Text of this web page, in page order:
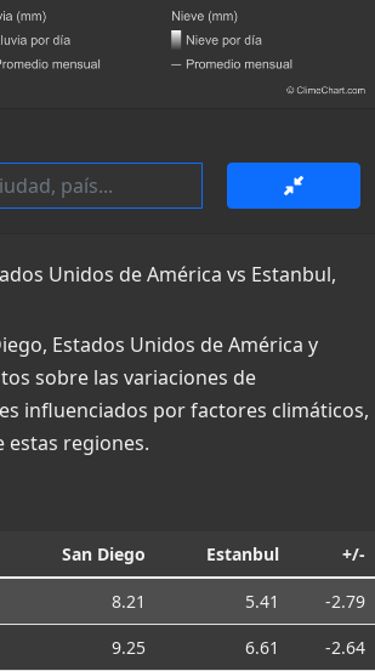
Unidos de América vs Estanbul,
Estados Unidos de América y
sobre las variaciones de
influenciados por factores climáticos,
regiones.
San Diego Estanbul +/-
8.21 5.41
-2.79
9.25 6.61
-2.64